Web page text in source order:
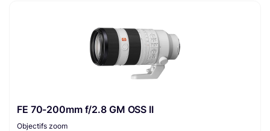
FE 70-200mm f/2.8 GM OSS II
Objectifs zoom